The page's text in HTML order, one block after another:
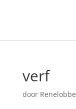
verf
door Renelobbe